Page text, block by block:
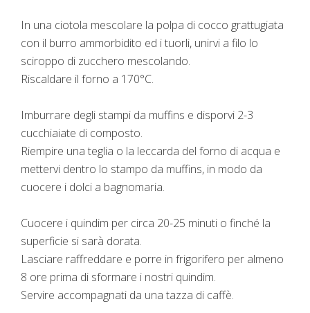
In una ciotola mescolare la polpa di cocco grattugiata
con il burro ammorbidito ed i tuorli, unirvi a filo lo
sciroppo di zucchero mescolando.
Riscaldare il forno a 170°C.
Imburrare degli stampi da muffins e disporvi 2-3
cucchiaiate di composto.
Riempire una teglia o la leccarda del forno di acqua e
mettervi dentro lo stampo da muffins, in modo da
cuocere i dolci a bagnomaria.
Cuocere i quindim per circa 20-25 minuti o finché la
superficie si sarà dorata.
Lasciare raffreddare e porre in frigorifero per almeno
8 ore prima di sformare i nostri quindim.
Servire accompagnati da una tazza di caffè.